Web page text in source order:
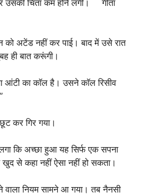
उसकी चिंता कम होने लगी। गीता
को अटेंड नहीं कर पाई। बाद में उसे रात
ही बात करूंगी।
आंटी का कॉल है। उसने कॉल रिसीव
कर गिर गया।
कि अच्छा हुआ यह सिर्फ एक सपना
से कहा नहीं ऐसा नहीं हो सकता।
नियम सामने आ गया। तब नैनसी